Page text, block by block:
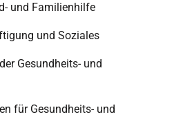
und Familienhilfe
und Soziales
Gesundheits- und
für Gesundheits- und